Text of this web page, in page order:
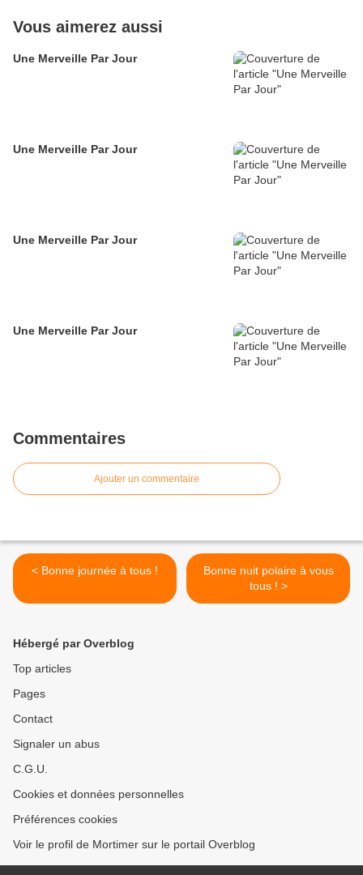
Vous aimerez aussi
Une Merveille Par Jour
Une Merveille Par Jour
Une Merveille Par Jour
Une Merveille Par Jour
Commentaires
Ajouter un commentaire
< Bonne journée à tous !
Bonne nuit polaire à vous
tous ! >
Hébergé par Overblog
Top articles
Pages
Contact
Signaler un abus
C.G.U.
Cookies et données personnelles
Préférences cookies
Voir le profil de Mortimer sur le portail Overblog